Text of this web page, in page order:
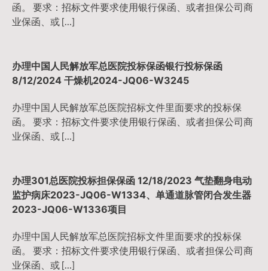
函。 要求：招标文件要求使用银行保函、或者担保公司商
业保函、或 […]
办理中国人民解放军总医院投标保函银行投标保函
8/12/2024 干燥机2024-JQ06-W3245
办理中国人民解放军总医院招标文件里面要求的投标保
函。 要求：招标文件要求使用银行保函、或者担保公司商
业保函、或 […]
办理301总医院投标担保保函 12/18/2023 气垫翻身电动
监护病床2023-JQ06-W1334、单通道脉管闭合发生器
2023-JQ06-W1336项目
办理中国人民解放军总医院招标文件里面要求的投标保
函。 要求：招标文件要求使用银行保函、或者担保公司商
业保函、或 […]